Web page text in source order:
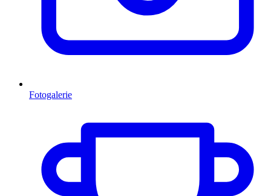
Fotogalerie